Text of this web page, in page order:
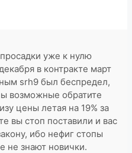
уже к нулю
в контракте март
srh9 был беспредел,
возможные обратите
цены летая на 19% за
вы стоп поставили и вас
ибо нефиг стопы
не знают новички.